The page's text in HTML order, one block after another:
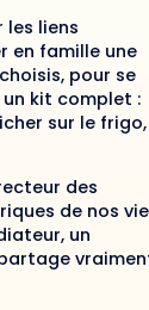
liens
en famille une
pour se
kit complet :
sur le frigo,
des
de nos
un